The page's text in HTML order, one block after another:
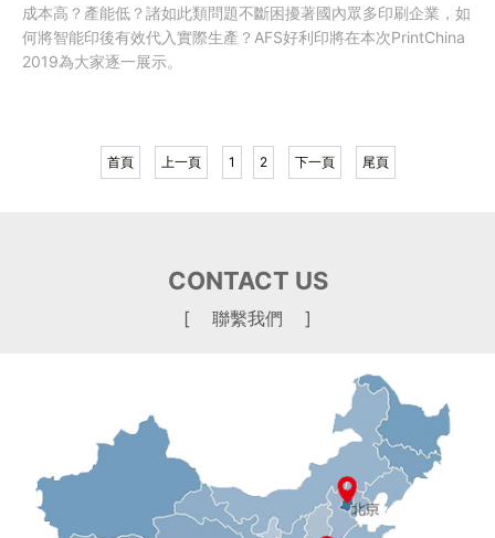
成本高？產能低？諸如此類問題不斷困擾著國內眾多印刷企業，如
何將智能印後有效代入實際生產？AFS好利印將在本次PrintChina
2019為大家逐一展示。
首頁 上一頁 1 2 下一頁 尾頁
CONTACT US
[ 聯繫我們 ]